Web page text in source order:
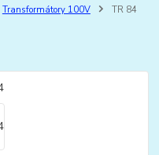
Transformátory 100V TR 84